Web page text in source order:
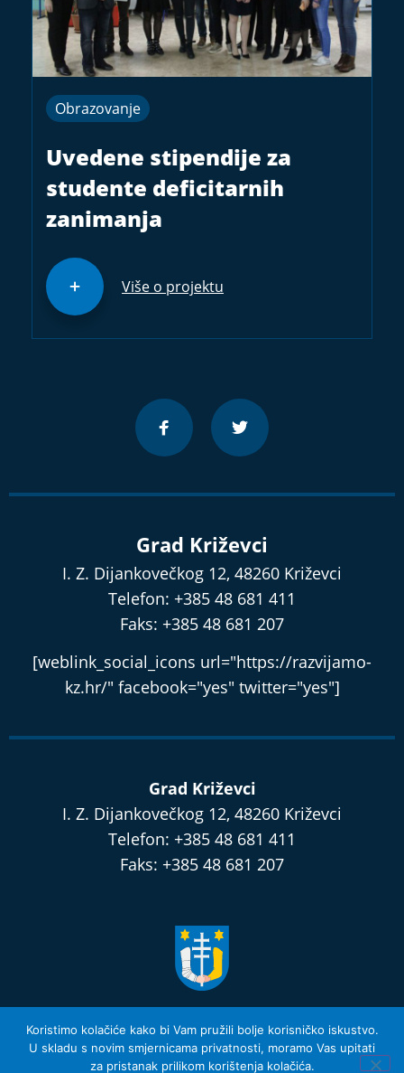
Obrazovanje
Uvedene stipendije za
studente deficitarnih
zanimanja
Više o projektu
Grad Križevci
I. Z. Dijankovečkog 12, 48260 Križevci
Telefon: +385 48 681 411
Faks: +385 48 681 207
[weblink_social_icons url="https://razvijamo-
kz.hr/" facebook="yes" twitter="yes"]
Grad Križevci
I. Z. Dijankovečkog 12, 48260 Križevci
Telefon: +385 48 681 411
Faks: +385 48 681 207
razvijamo.krizevci.hr
Koristimo kolačiće kako bi Vam pružili bolje korisničko iskustvo.
U skladu s novim smjernicama privatnosti, moramo Vas upitati
za pristanak prilikom korištenja kolačića.